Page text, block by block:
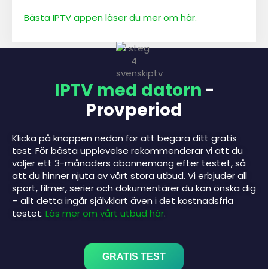
Bästa IPTV appen läser du mer om här.
IPTV med datorn -
Provperiod
Klicka på knappen nedan för att begära ditt gratis
test. För bästa upplevelse rekommenderar vi att du
väljer ett 3-månaders abonnemang efter testet, så
att du hinner njuta av vårt stora utbud. Vi erbjuder all
sport, filmer, serier och dokumentärer du kan önska dig
– allt detta ingår självklart även i det kostnadsfria
testet. Läs mer om vårt utbud här.
GRATIS TEST